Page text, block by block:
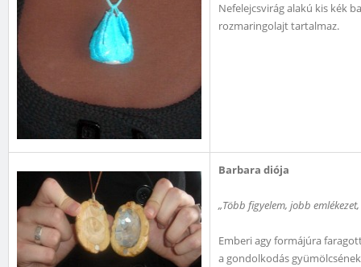
Nefelejcsvirág alakú kis kék
rozmaringolajt tartalmaz.
Barbara diója
„Több figyelem, jobb
Emberi agy formájúra
a gondolkodás